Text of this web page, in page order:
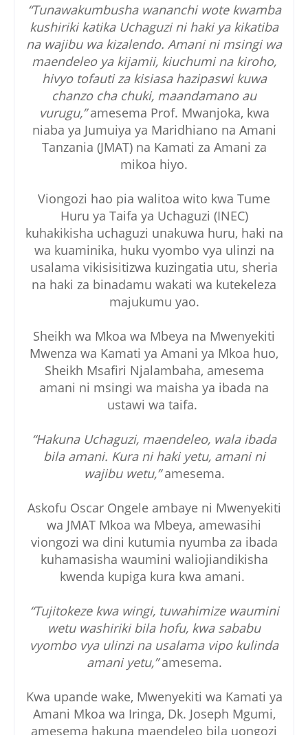
“Tunawakumbusha wananchi wote kwamba
kushiriki katika Uchaguzi ni haki ya kikatiba
na wajibu wa kizalendo. Amani ni msingi wa
maendeleo ya kijamii, kiuchumi na kiroho,
hivyo tofauti za kisiasa hazipaswi kuwa
chanzo cha chuki, maandamano au
vurugu,”amesema Prof. Mwanjoka, kwa
niaba ya Jumuiya ya Maridhiano na Amani
Tanzania (JMAT) na Kamati za Amani za
mikoa hiyo.
Viongozi hao pia walitoa wito kwa Tume
Huru ya Taifa ya Uchaguzi (INEC)
kuhakikisha uchaguzi unakuwa huru, haki na
wa kuaminika, huku vyombo vya ulinzi na
usalama vikisisitizwa kuzingatia utu, sheria
na haki za binadamu wakati wa kutekeleza
majukumu yao.
Sheikh wa Mkoa wa Mbeya na Mwenyekiti
Mwenza wa Kamati ya Amani ya Mkoa huo,
Sheikh Msafiri Njalambaha, amesema
amani ni msingi wa maisha ya ibada na
ustawi wa taifa.
“Hakuna Uchaguzi, maendeleo, wala ibada
bila amani. Kura ni haki yetu, amani ni
wajibu wetu,”amesema.
Askofu Oscar Ongele ambaye ni Mwenyekiti
wa JMAT Mkoa wa Mbeya, amewasihi
viongozi wa dini kutumia nyumba za ibada
kuhamasisha waumini waliojiandikisha
kwenda kupiga kura kwa amani.
“Tujitokeze kwa wingi, tuwahimize waumini
wetu washiriki bila hofu, kwa sababu
vyombo vya ulinzi na usalama vipo kulinda
amani yetu,”amesema.
Kwa upande wake, Mwenyekiti wa Kamati ya
Amani Mkoa wa Iringa, Dk. Joseph Mgumi,
amesema hakuna maendeleo bila uongozi